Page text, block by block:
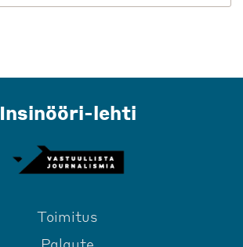
Insinööri-lehti
Toimitus